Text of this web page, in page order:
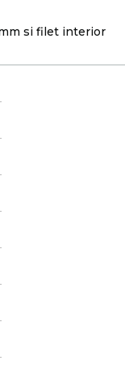
si filet interior